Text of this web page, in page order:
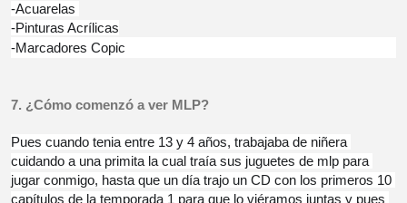
-Acuarelas
-Pinturas Acrílicas
-Marcadores Copic
7. ¿Cómo comenzó a ver MLP?
Pues cuando tenia entre 13 y 4 años, trabajaba de niñera
cuidando a una primita la cual traía sus juguetes de mlp para
jugar conmigo, hasta que un día trajo un CD con los primeros 10
capítulos de la temporada 1 para que lo viéramos juntas y pues